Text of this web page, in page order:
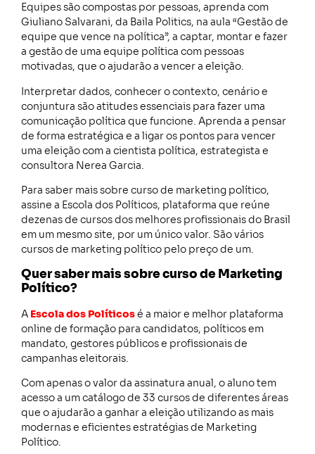
Equipes são compostas por pessoas, aprenda com
Giuliano Salvarani, da Baila Politics, na aula “Gestão de
equipe que vence na política”, a captar, montar e fazer
a gestão de uma equipe política com pessoas
motivadas, que o ajudarão a vencer a eleição.
Interpretar dados, conhecer o contexto, cenário e
conjuntura são atitudes essenciais para fazer uma
comunicação política que funcione. Aprenda a pensar
de forma estratégica e a ligar os pontos para vencer
uma eleição com a cientista política, estrategista e
consultora Nerea Garcia.
Para saber mais sobre curso de marketing político,
assine a Escola dos Políticos, plataforma que reúne
dezenas de cursos dos melhores profissionais do Brasil
em um mesmo site, por um único valor. São vários
cursos de marketing político pelo preço de um.
Quer saber mais sobre curso de Marketing
Político?
A Escola dos Políticosé a maior e melhor plataforma
online de formação para candidatos, políticos em
mandato, gestores públicos e profissionais de
campanhas eleitorais.
Com apenas o valor da assinatura anual, o aluno tem
acesso a um catálogo de 33 cursos de diferentes áreas
que o ajudarão a ganhar a eleição utilizando as mais
modernas e eficientes estratégias de Marketing
Político.